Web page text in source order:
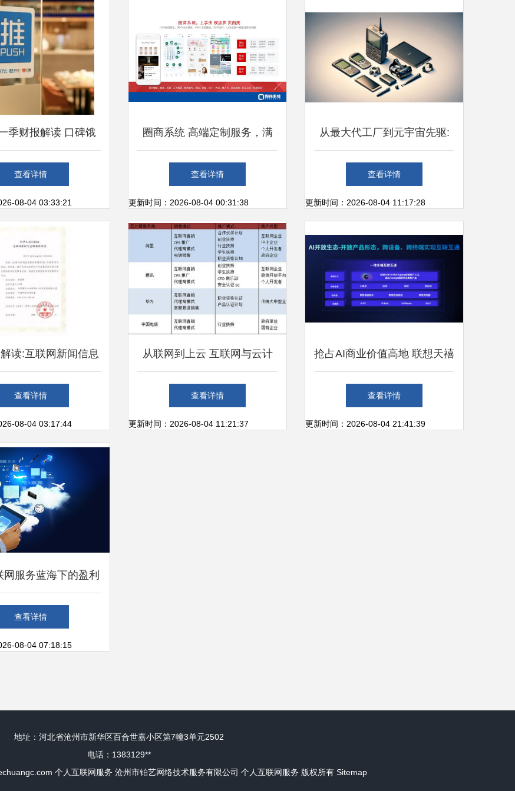
季财报解读 口碑饿
飙升137%，个人互
迎来增长新契机
查看详情
08-04 03:33:21
圈商系统 高端定制服务，满
足企业个性需求与个人互联网
生态
查看详情
更新时间：2026-08-04 00:31:38
从最大代工厂到元宇宙先驱:
昔日霸主的「蝶变」之路
查看详情
更新时间：2026-08-04 11:17:28
读:互联网新闻信息
服务管理规定
查看详情
08-04 03:17:44
从联网到上云 互联网与云计
算的交织现象探析
查看详情
更新时间：2026-08-04 11:21:37
抢占AI商业价值高地 联想天禧
AI生态开发者沙龙厦门站圆满
收官，聚焦个人互联网服务新
查看详情
更新时间：2026-08-04 21:41:39
网服务蓝海下的盈利
何世界那么大，赚钱
却如此难？
查看详情
08-04 07:18:15
地址：河北省沧州市新华区百合世嘉小区第7幢3单元2502
电话：1383129**
个人互联网服务 沧州市铂艺网络技术服务有限公司 个人互联网服务 版权所有 Sitemap